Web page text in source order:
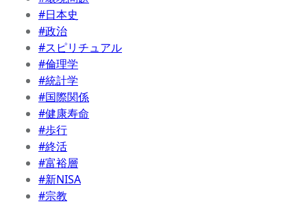
#日本史
#政治
#スピリチュアル
#倫理学
#統計学
#国際関係
#健康寿命
#歩行
#終活
#富裕層
#新NISA
#宗教